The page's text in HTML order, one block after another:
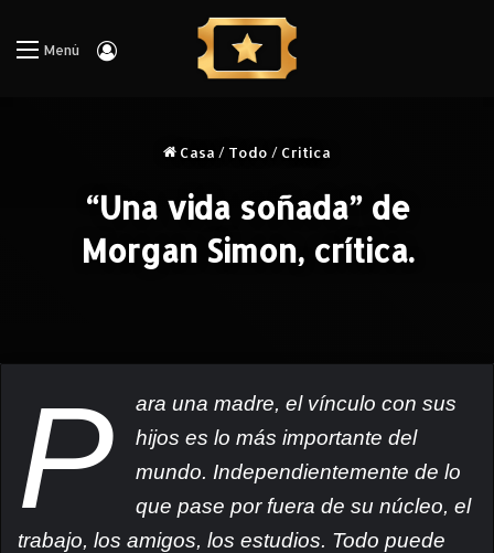
Menú Iniciar Sesión
Casa / Todo / Critica
“Una vida soñada” de
Morgan Simon, crítica.
P
ara una madre, el vínculo con sus
hijos es lo más importante del
mundo. Independientemente de lo
que pase por fuera de su núcleo, el
trabajo, los amigos, los estudios. Todo puede